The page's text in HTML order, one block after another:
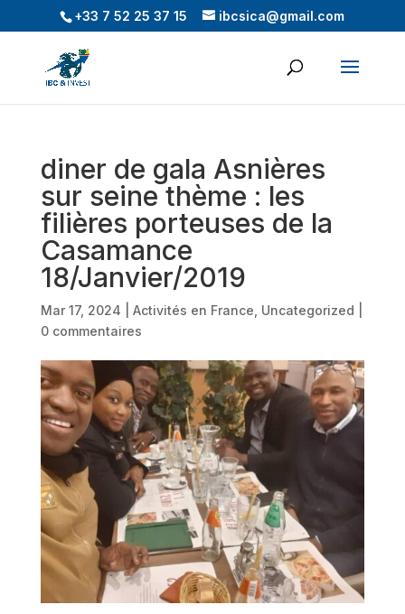
+33 7 52 25 37 15 ibcsica@gmail.com
diner de gala Asnières
sur seine thème : les
filières porteuses de la
Casamance
18/Janvier/2019
Mar 17, 2024 Activités en France Uncategorized
0 commentaires